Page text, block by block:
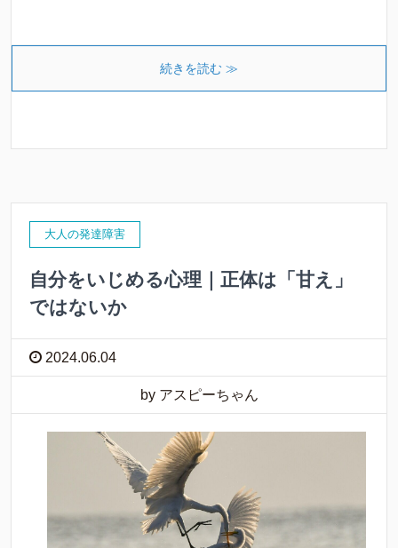
続きを読む ≫
大人の発達障害
自分をいじめる心理｜正体は「甘え」
ではないか
2024.06.04
by アスピーちゃん